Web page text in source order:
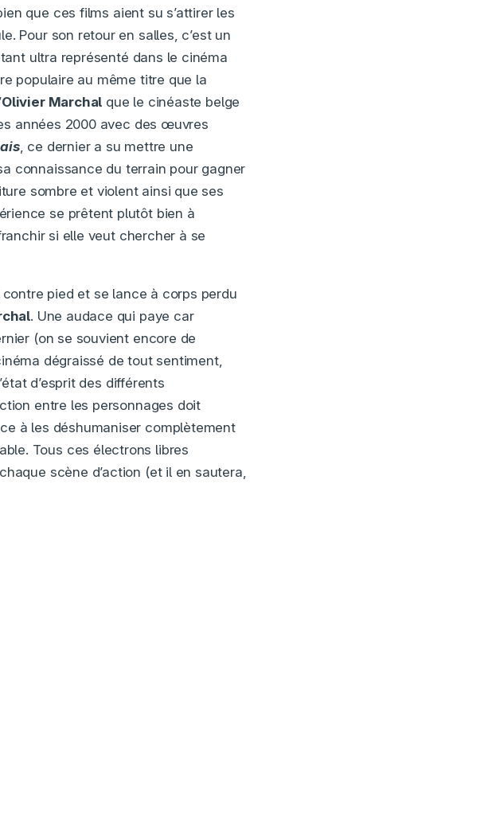
que ces films aient su s’attirer les
Pour son retour en salles, c’est un
ultra représenté dans le cinéma
populaire au même titre que la
Olivier Marchal que le cinéaste belge
années 2000 avec des œuvres
, ce dernier a su mettre une
connaissance du terrain pour gagner
sombre et violent ainsi que ses
se prêtent plutôt bien à
si elle veut chercher à se
pied et se lance à corps perdu
. Une audace qui paye car
(on se souvient encore de
dégraissé de tout sentiment,
d’esprit des différents
entre les personnages doit
à les déshumaniser complètement
Tous ces électrons libres
scène d’action (et il en sautera,